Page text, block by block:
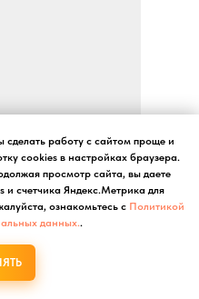
кислоты,
и
сосудистую
работу с сайтом проще и
cookies в настройках браузера.
просмотр сайта, вы даете
и счетчика Яндекс.Метрика для
ознакомьтесь с Политикой
данных..